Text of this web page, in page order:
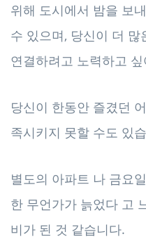
위해 도시에서 밤을 보
수 있으며, 당신이 더
연결하려고 노력하고
당신이 한동안 즐겼던
족시키지 못할 수도 있
별도의 아파트 나 금요
한 무언가가 늙었다 고
비가 된 것 같습니다.